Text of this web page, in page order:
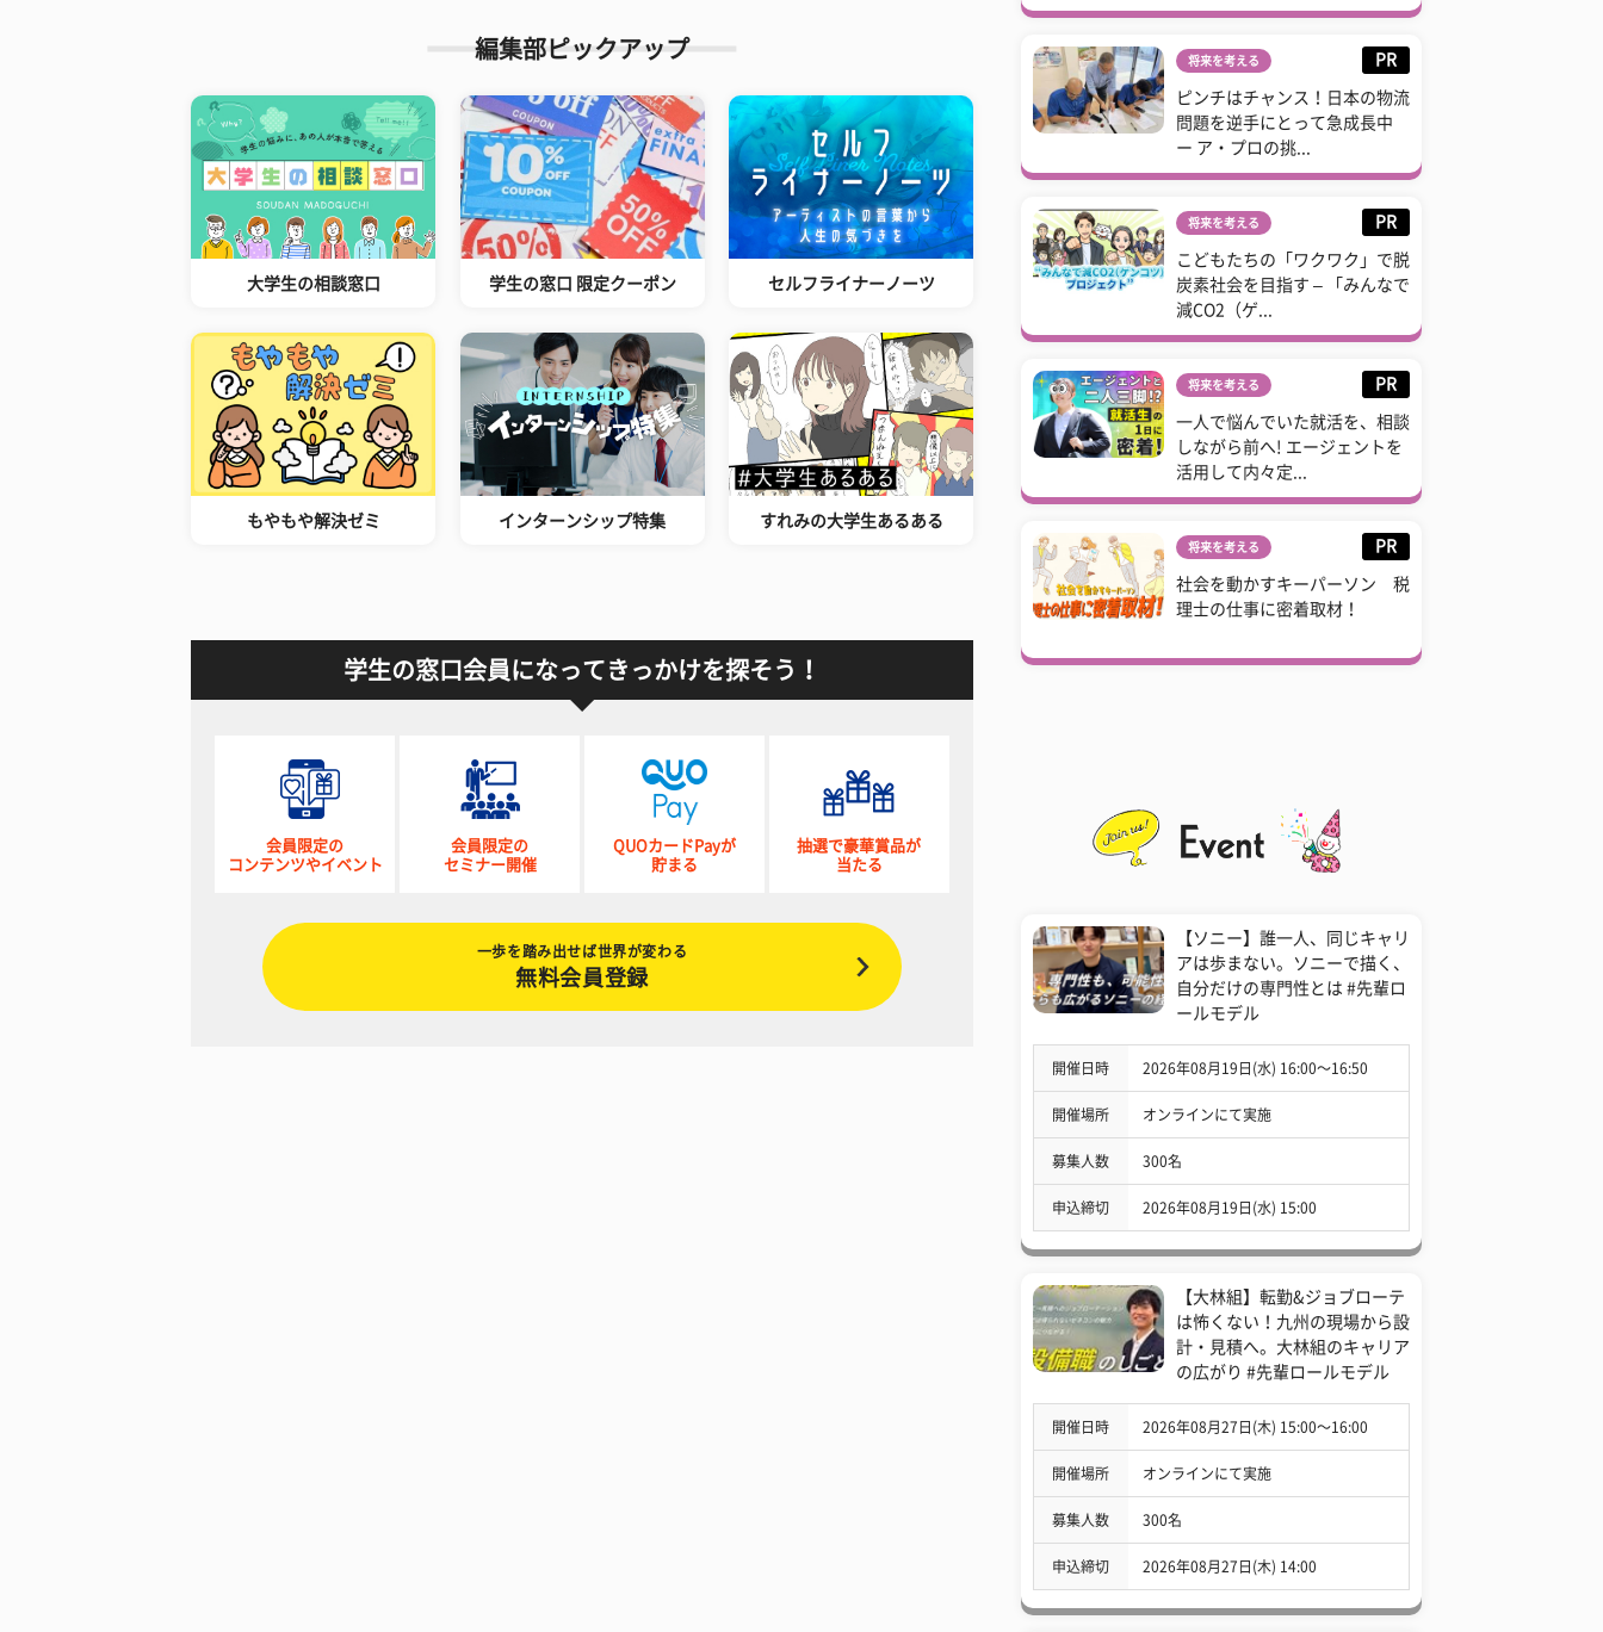
編集部ピックアップ
大学生の相談窓口 学生の窓口 限定クーポン セルフライナーノーツ
もやもや解決ゼミ インターンシップ特集 すれみの大学生あるある
学生の窓口会員になってきっかけを探そう！
会員限定の
コンテンツやイベント
会員限定の
セミナー開催
QUOカードPayが
貯まる
抽選で豪華賞品が
当たる
一歩を踏み出せば世界が変わる
無料会員登録
将来を考える PR
ピンチはチャンス！日本の物流
問題を逆手にとって急成長中
ー ア・プロの挑...
将来を考える PR
こどもたちの「ワクワク」で脱
炭素社会を目指す – 「みんなで
減CO2（ゲ...
将来を考える PR
一人で悩んでいた就活を、相談
しながら前へ! エージェントを
活用して内々定...
将来を考える PR
社会を動かすキーパーソン 税
理士の仕事に密着取材！
【ソニー】誰一人、同じキャリ
アは歩まない。ソニーで描く、
自分だけの専門性とは #先輩ロ
ールモデル
開催日時 2026年08月19日(水) 16:00〜16:50
開催場所 オンラインにて実施
募集人数 300名
申込締切 2026年08月19日(水) 15:00
【大林組】転勤&ジョブローテ
は怖くない！九州の現場から設
計・見積へ。大林組のキャリア
の広がり #先輩ロールモデル
開催日時 2026年08月27日(木) 15:00〜16:00
開催場所 オンラインにて実施
募集人数 300名
申込締切 2026年08月27日(木) 14:00